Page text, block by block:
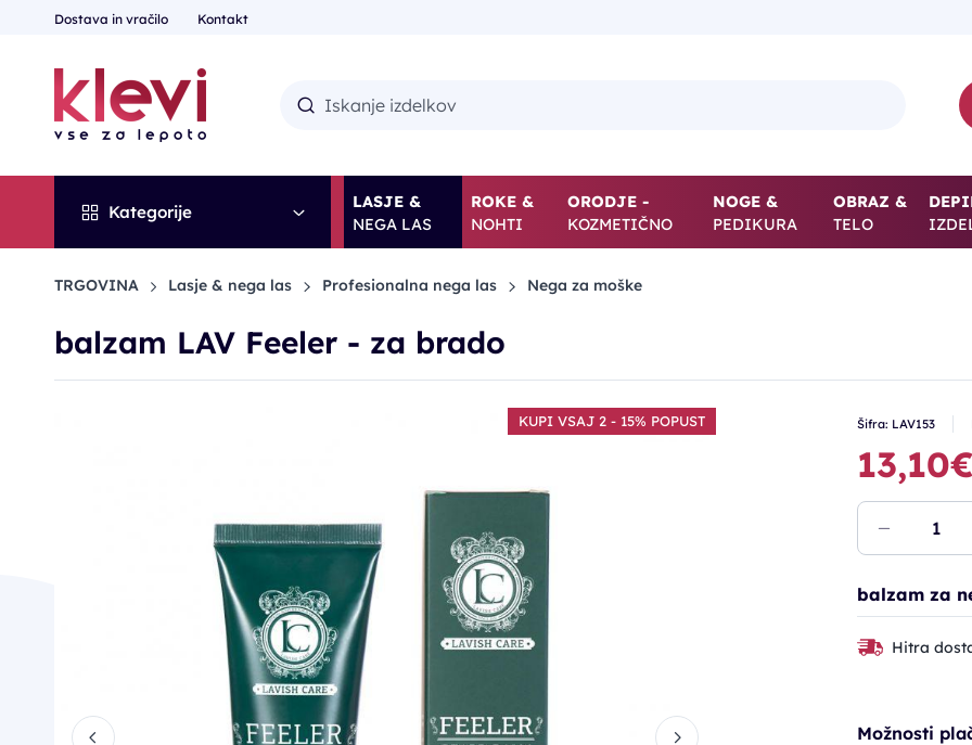
Dostava in vračilo Kontakt
Kategorije
LASJE &
NEGA LAS
ROKE &
NOHTI
ORODJE -
KOZMETIČNO
NOGE &
PEDIKURA
OBRAZ &
TELO
TRGOVINA Lasje & nega las Profesionalna nega las Nega za moške
balzam LAV Feeler - za brado
KUPI VSAJ 2 - 15% POPUST Šifra: LAV153
13,10€
balzam za
Hitra
Možnosti